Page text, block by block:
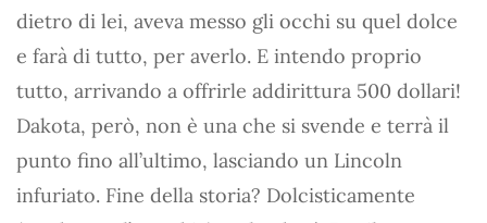
dietro di lei, aveva messo gli occhi su quel dolce
e farà di tutto, per averlo. E intendo proprio
tutto, arrivando a offrirle addirittura 500 dollari!
Dakota, però, non è una che si svende e terrà il
punto fino all’ultimo, lasciando un Lincoln
infuriato. Fine della storia? Dolcisticamente